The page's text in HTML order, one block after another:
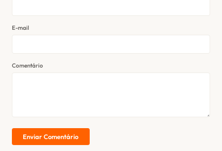
E-mail
Comentário
Enviar Comentário